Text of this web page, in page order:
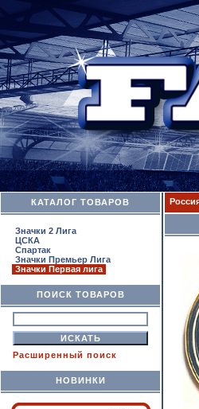
КАТАЛОГ ТОВАРОВ
Значки 2 Лига
ЦСКА
Спартак
Значки Премьер Лига
Значки Первая лига
ПОИСК ТОВАРОВ
Расширенный поиск
НОВИНКИ